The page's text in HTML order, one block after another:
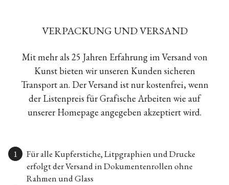
VERPACKUNG UND VERSAND
Mit mehr als 25 Jahren Erfahrung im Versand von
Kunst bieten wir unseren Kunden sicheren
Transport an. Der Versand ist nur kostenfrei, wenn
der Listenpreis für Grafische Arbeiten wie auf
unserer Homepage angegeben akzeptiert wird.
Für alle Kupferstiche, Litpgraphien und Drucke
erfolgt der Versand in Dokumentenrollen ohne
Rahmen und Glass